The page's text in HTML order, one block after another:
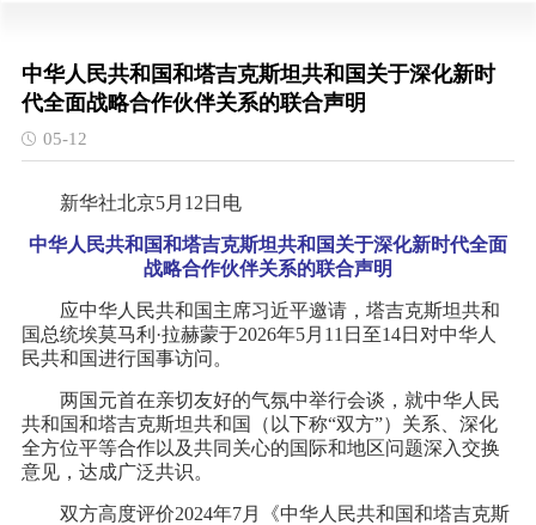
中华人民共和国和塔吉克斯坦共和国关于深化新时
代全面战略合作伙伴关系的联合声明
05-12
新华社北京5月12日电
中华人民共和国和塔吉克斯坦共和国关于深化新时代全面
战略合作伙伴关系的联合声明
应中华人民共和国主席习近平邀请，塔吉克斯坦共和
国总统埃莫马利·拉赫蒙于2026年5月11日至14日对中华人
民共和国进行国事访问。
两国元首在亲切友好的气氛中举行会谈，就中华人民
共和国和塔吉克斯坦共和国（以下称“双方”）关系、深化
全方位平等合作以及共同关心的国际和地区问题深入交换
意见，达成广泛共识。
双方高度评价2024年7月《中华人民共和国和塔吉克斯